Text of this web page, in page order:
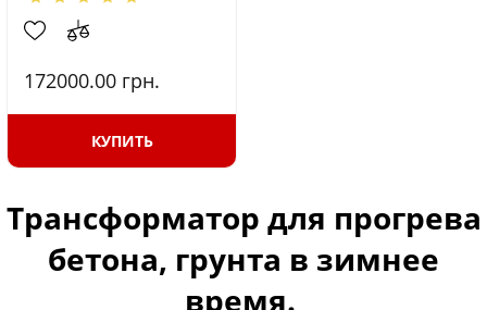
172000.00 грн.
КУПИТЬ
Трансформатор для прогрева
бетона, грунта в зимнее
время.